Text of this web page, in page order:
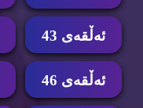
ئه‌ڵقه‌ی 43
ئه‌ڵقه‌ی 46